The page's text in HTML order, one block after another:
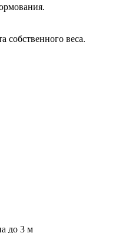
собственного веса.
до 3 м